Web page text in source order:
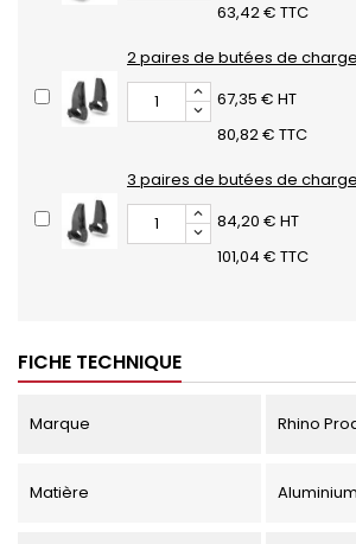
63,42 € TTC
2 paires de butées de
67,35 € HT
80,82 € TTC
3 paires de butées de
84,20 € HT
101,04 € TTC
FICHE TECHNIQUE
Marque Rhino
Matière Aluminium